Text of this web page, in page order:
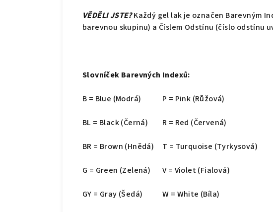
VĚDĚLI JSTE?Každý gel lak je označen Barevným
barevnou skupinu) a Číslem Odstínu (číslo odstínu
Slovníček Barevných Indexů:
B = Blue (Modrá) P = Pink (Růžová)
BL = Black (Černá) R = Red (Červená)
BR = Brown (Hnědá) T = Turquoise (Tyrkysová)
G = Green (Zelená) V = Violet (Fialová)
GY = Gray (Šedá) W = White (Bíla)